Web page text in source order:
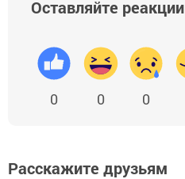
Оставляйте реакции
0 0 0
Расскажите друзьям